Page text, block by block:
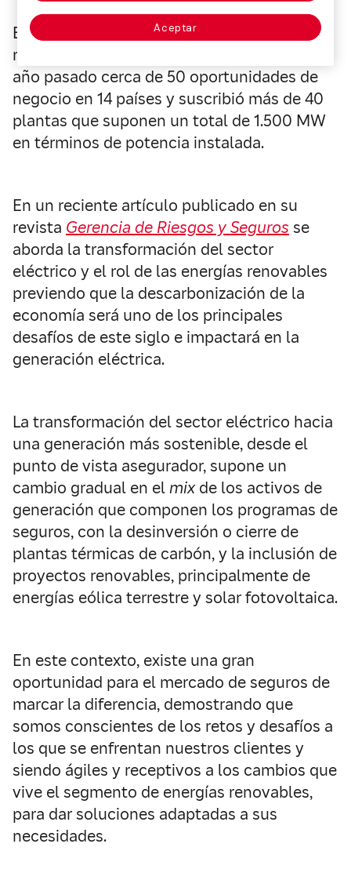
En el ámbito de este producto de energías
renovables, la unidad de negocio analizó el
año pasado cerca de 50 oportunidades de
negocio en 14 países y suscribió más de 40
plantas que suponen un total de 1.500 MW
en términos de potencia instalada.
En un reciente artículo publicado en su
revista Gerencia de Riesgos y Seguros se
aborda la transformación del sector
eléctrico y el rol de las energías renovables
previendo que la descarbonización de la
economía será uno de los principales
desafíos de este siglo e impactará en la
generación eléctrica.
La transformación del sector eléctrico hacia
una generación más sostenible, desde el
punto de vista asegurador, supone un
cambio gradual en elmixde los activos de
generación que componen los programas de
seguros, con la desinversión o cierre de
plantas térmicas de carbón, y la inclusión de
proyectos renovables, principalmente de
energías eólica terrestre y solar fotovoltaica.
En este contexto, existe una gran
oportunidad para el mercado de seguros de
marcar la diferencia, demostrando que
somos conscientes de los retos y desafíos a
los que se enfrentan nuestros clientes y
siendo ágiles y receptivos a los cambios que
vive el segmento de energías renovables,
para dar soluciones adaptadas a sus
necesidades.
Aceptar